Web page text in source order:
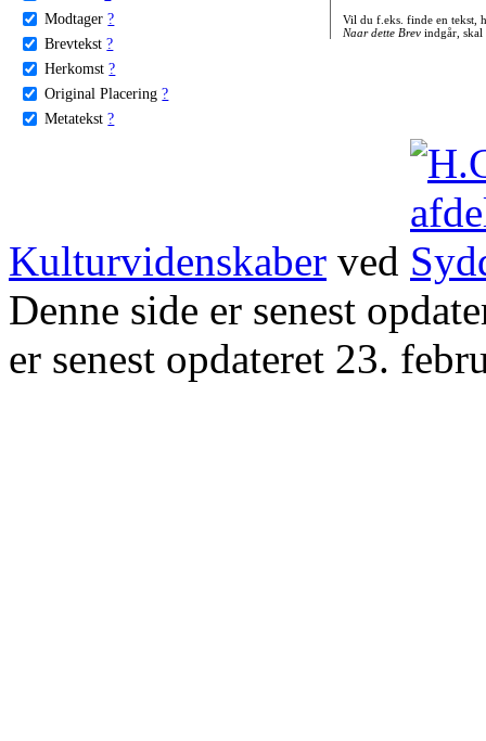
Modtager ?
Brevtekst ?
Herkomst ?
Original Placering ?
Metatekst ?
Vil du f.eks. finde en tekst,
Naar dette Brevindgår, skal
Kulturvidenskaber ved
Denne side er senest
er senest opdateret 23.